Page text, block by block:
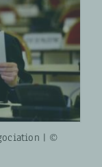
| ©